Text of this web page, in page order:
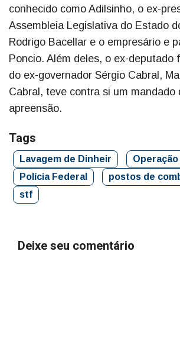
conhecido como Adilsinho, o ex-
Assembleia Legislativa do Estado
Rodrigo Bacellar e o empresário e
Poncio. Além deles, o ex-deputado
do ex-governador Sérgio Cabral,
Cabral, teve contra si um mandado
apreensão.
Tags
Lavagem de Dinheir
Operação
Polícia Federal
postos de
stf
Deixe seu comentário